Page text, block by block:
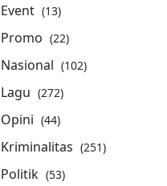
Event (13)
Promo (22)
Nasional (102)
Lagu (272)
Opini (44)
Kriminalitas (251)
Politik (53)